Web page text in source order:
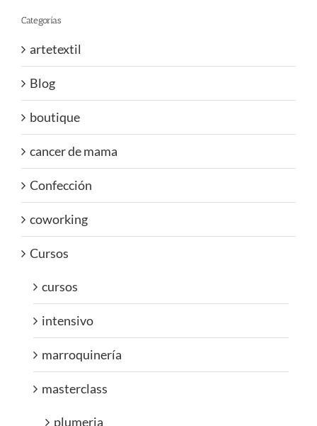
Categorías
artetextil
Blog
boutique
cancer de mama
Confección
coworking
Cursos
cursos
intensivo
marroquinería
masterclass
plumeria